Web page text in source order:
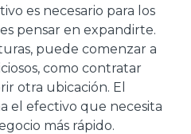
es necesario para los
pensar en expandirte.
puede comenzar a
como contratar
otra ubicación. El
el efectivo que necesita
más rápido.